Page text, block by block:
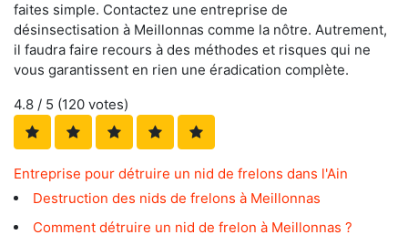
faites simple. Contactez une entreprise de
désinsectisation à Meillonnas comme la nôtre. Autrement,
il faudra faire recours à des méthodes et risques qui ne
vous garantissent en rien une éradication complète.
4.8 / 5 (120 votes)
Entreprise pour détruire un nid de frelons dans l'Ain
Destruction des nids de frelons à Meillonnas
Comment détruire un nid de frelon à Meillonnas ?